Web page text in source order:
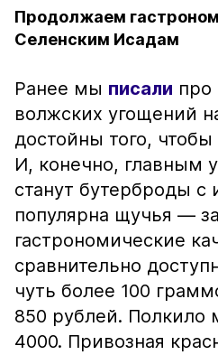
Продолжаем
Селенским Исадам
Ранее мы писали про
волжских угощений
достойны того,
И, конечно, главным
станут бутерброды с
популярна щучья —
гастрономические
сравнительно
чуть более 100
850 рублей. Полкило
4000. Привозная